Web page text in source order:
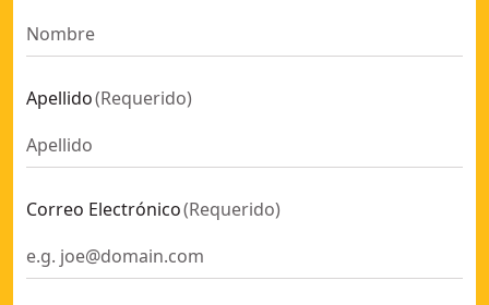
Apellido(Requerido)
Correo Electrónico(Requerido)